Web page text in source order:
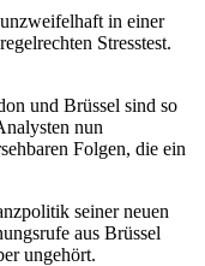
in einer
Stresstest.
und Brüssel sind so
nun
Folgen, die ein
seiner neuen
aus Brüssel
ungehört.